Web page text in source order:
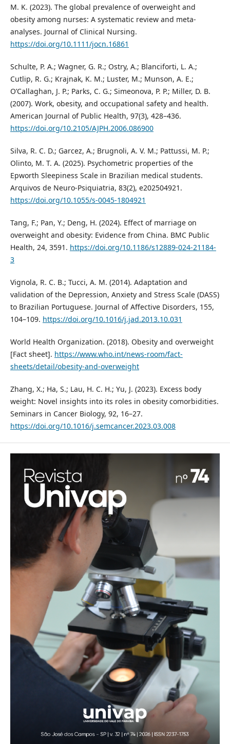
M. K. (2023). The global prevalence of overweight and
obesity among nurses: A systematic review and meta-
analyses. Journal of Clinical Nursing.
https://doi.org/10.1111/jocn.16861
Schulte, P. A.; Wagner, G. R.; Ostry, A.; Blanciforti, L. A.;
Cutlip, R. G.; Krajnak, K. M.; Luster, M.; Munson, A. E.;
O’Callaghan, J. P.; Parks, C. G.; Simeonova, P. P.; Miller, D. B.
(2007). Work, obesity, and occupational safety and health.
American Journal of Public Health, 97(3), 428–436.
https://doi.org/10.2105/AJPH.2006.086900
Silva, R. C. D.; Garcez, A.; Brugnoli, A. V. M.; Pattussi, M. P.;
Olinto, M. T. A. (2025). Psychometric properties of the
Epworth Sleepiness Scale in Brazilian medical students.
Arquivos de Neuro-Psiquiatria, 83(2), e202504921.
https://doi.org/10.1055/s-0045-1804921
Tang, F.; Pan, Y.; Deng, H. (2024). Effect of marriage on
overweight and obesity: Evidence from China. BMC Public
Health, 24, 3591. https://doi.org/10.1186/s12889-024-21184-
3
Vignola, R. C. B.; Tucci, A. M. (2014). Adaptation and
validation of the Depression, Anxiety and Stress Scale (DASS)
to Brazilian Portuguese. Journal of Affective Disorders, 155,
104–109. https://doi.org/10.1016/j.jad.2013.10.031
World Health Organization. (2018). Obesity and overweight
[Fact sheet]. https://www.who.int/news-room/fact-
sheets/detail/obesity-and-overweight
Zhang, X.; Ha, S.; Lau, H. C. H.; Yu, J. (2023). Excess body
weight: Novel insights into its roles in obesity comorbidities.
Seminars in Cancer Biology, 92, 16–27.
https://doi.org/10.1016/j.semcancer.2023.03.008